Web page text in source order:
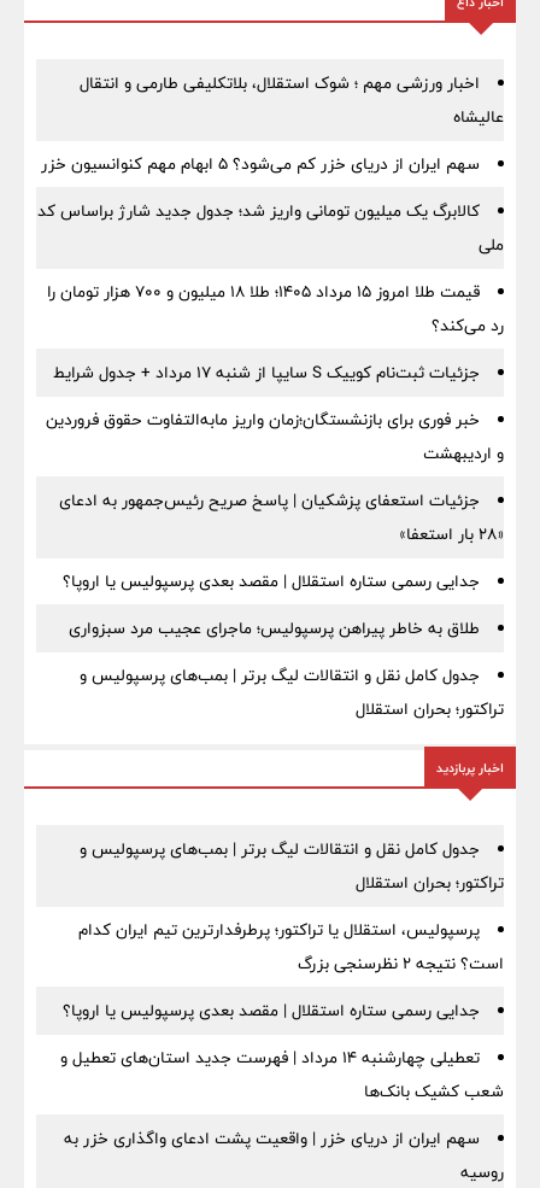
اخبار ورزشی مهم ؛ شوک استقلال، بلاتکلیفی طارمی و انتقال
عالیشاه
سهم ایران از دریای خزر کم می‌شود؟ ۵ ابهام مهم کنوانسیون خزر
کالابرگ یک میلیون تومانی واریز شد؛ جدول جدید شارژ براساس کد
ملی
قیمت طلا امروز ۱۵ مرداد ۱۴۰۵؛ طلا ۱۸ میلیون و ۷۰۰ هزار تومان را
رد می‌کند؟
جزئیات ثبت‌نام کوییک S سایپا از شنبه ۱۷ مرداد + جدول شرایط
خبر فوری برای بازنشستگان؛زمان واریز مابه‌التفاوت حقوق فروردین
و اردیبهشت
جزئیات استعفای پزشکیان | پاسخ صریح رئیس‌جمهور به ادعای
«۲۸ بار استعفا»
جدایی رسمی ستاره استقلال | مقصد بعدی پرسپولیس یا اروپا؟
طلاق به خاطر پیراهن پرسپولیس؛ ماجرای عجیب مرد سبزواری
جدول کامل نقل و انتقالات لیگ برتر | بمب‌های پرسپولیس و
تراکتور؛ بحران استقلال
اخبار پربازدید
جدول کامل نقل و انتقالات لیگ برتر | بمب‌های پرسپولیس و
تراکتور؛ بحران استقلال
پرسپولیس، استقلال یا تراکتور؛ پرطرفدارترین تیم ایران کدام
است؟ نتیجه ۲ نظرسنجی بزرگ
جدایی رسمی ستاره استقلال | مقصد بعدی پرسپولیس یا اروپا؟
تعطیلی چهارشنبه ۱۴ مرداد | فهرست جدید استان‌های تعطیل و
شعب کشیک بانک‌ها
سهم ایران از دریای خزر | واقعیت پشت ادعای واگذاری خزر به
روسیه